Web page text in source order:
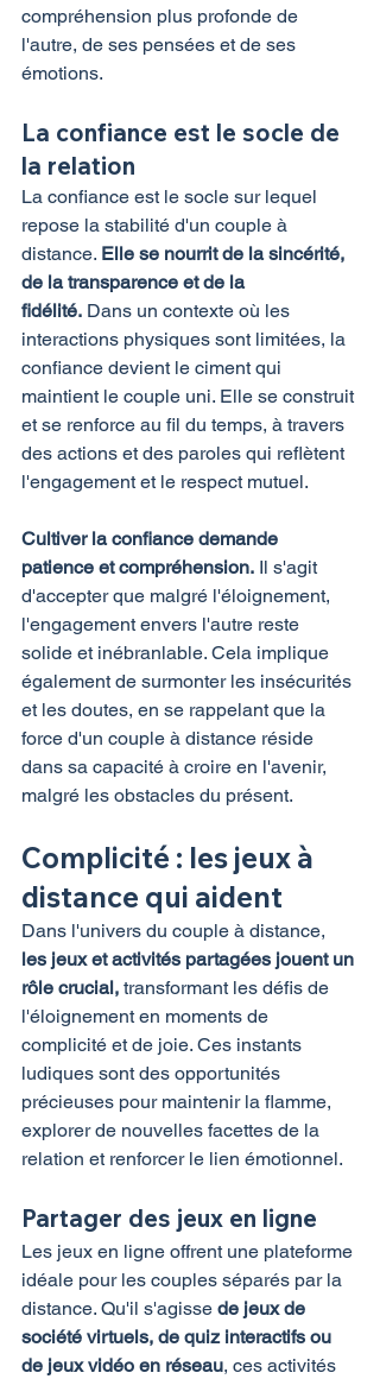
compréhension plus profonde de
l'autre, de ses pensées et de ses
émotions.
La confiance est le socle de
la relation
La confiance est le socle sur lequel
repose la stabilité d'un couple à
distance. Elle se nourrit de la sincérité,
de la transparence et de la
fidélité. Dans un contexte où les
interactions physiques sont limitées, la
confiance devient le ciment qui
maintient le couple uni. Elle se construit
et se renforce au fil du temps, à travers
des actions et des paroles qui reflètent
l'engagement et le respect mutuel.
Cultiver la confiance demande
patience et compréhension. Il s'agit
d'accepter que malgré l'éloignement,
l'engagement envers l'autre reste
solide et inébranlable. Cela implique
également de surmonter les insécurités
et les doutes, en se rappelant que la
force d'un couple à distance réside
dans sa capacité à croire en l'avenir,
malgré les obstacles du présent.
Complicité : les jeux à
distance qui aident
Dans l'univers du couple à distance,
les jeux et activités partagées jouent un
rôle crucial, transformant les défis de
l'éloignement en moments de
complicité et de joie. Ces instants
ludiques sont des opportunités
précieuses pour maintenir la flamme,
explorer de nouvelles facettes de la
relation et renforcer le lien émotionnel.
Partager des jeux en ligne
Les jeux en ligne offrent une plateforme
idéale pour les couples séparés par la
distance. Qu'il s'agisse de jeux de
société virtuels, de quiz interactifs ou
de jeux vidéo en réseau, ces activités